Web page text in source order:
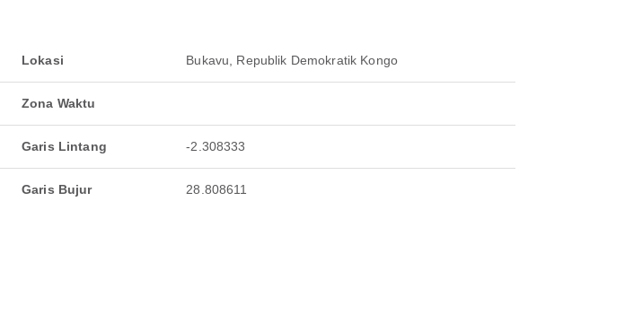
Lokasi Bukavu, Republik Demokratik Kongo
Zona Waktu
Garis Lintang -2.308333
Garis Bujur 28.808611